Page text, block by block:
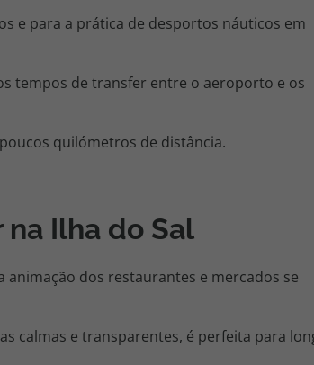
e para a prática de desportos náuticos em
tempos de transfer entre o aeroporto e os
quilómetros de distância.
na Ilha do Sal
animação dos restaurantes e mercados se
calmas e transparentes, é perfeita para